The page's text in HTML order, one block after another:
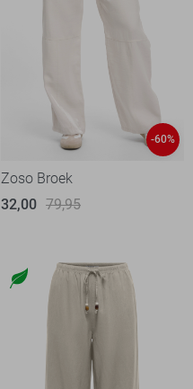
-60%
Zoso Broek
32,00 79,95